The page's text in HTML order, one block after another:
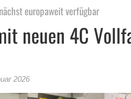
europaweit verfügbar
neuen 4C
2026